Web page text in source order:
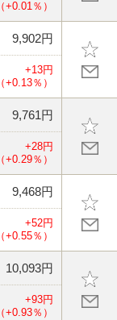
（+0.01％）
9,902円
+13円
（+0.13％）
9,761円
+28円
（+0.29％）
9,468円
+52円
（+0.55％）
10,093円
+93円
（+0.93％）